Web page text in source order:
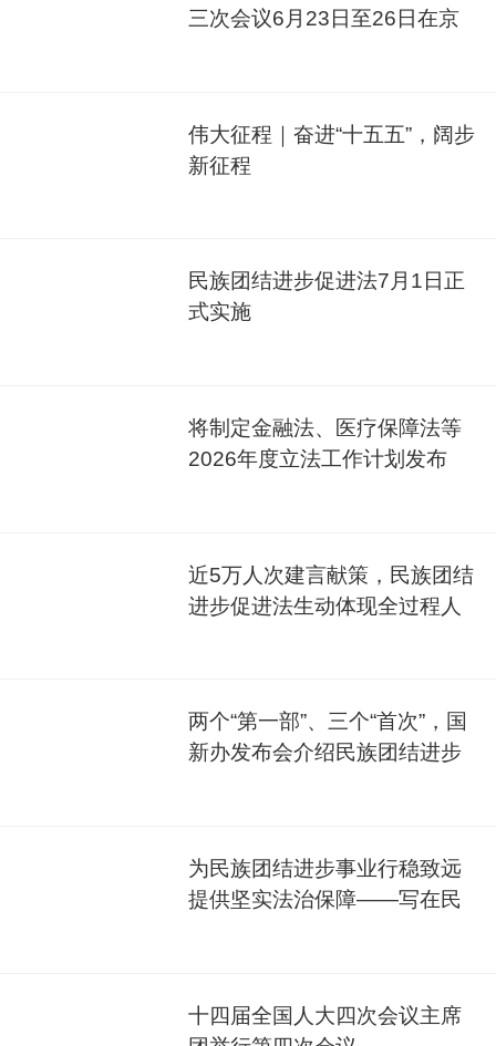
三次会议6月23日至26日在京
伟大征程｜奋进“十五五”，阔步
新征程
民族团结进步促进法7月1日正
式实施
将制定金融法、医疗保障法等
2026年度立法工作计划发布
近5万人次建言献策，民族团结
进步促进法生动体现全过程人
两个“第一部”、三个“首次”，国
新办发布会介绍民族团结进步
为民族团结进步事业行稳致远
提供坚实法治保障——写在民
十四届全国人大四次会议主席